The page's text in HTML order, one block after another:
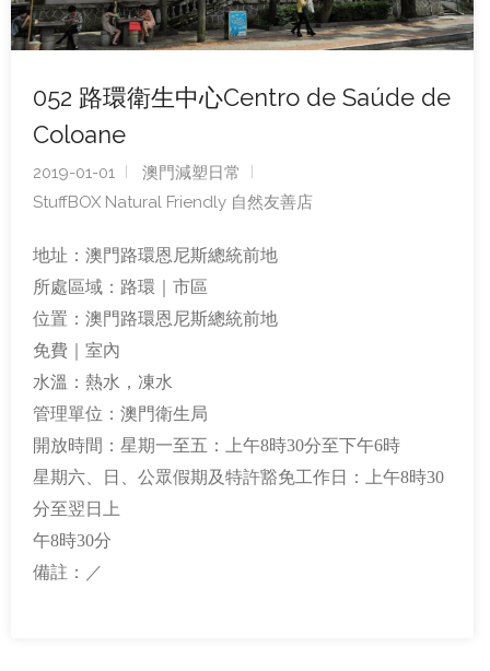
052 路環衛生中心Centro de Saúde de
Coloane
2019-01-01
澳門減塑日常
StuffBOX Natural Friendly 自然友善店
地址：澳門路環恩尼斯總統前地
所處區域：路環｜市區
位置：澳門路環恩尼斯總統前地
免費｜室內
水溫：熱水，凍水
管理單位：澳門衛生局
開放時間：星期一至五：上午8時30分至下午6時
星期六、日、公眾假期及特許豁免工作日：上午8時30
分至翌日上
午8時30分
備註：／